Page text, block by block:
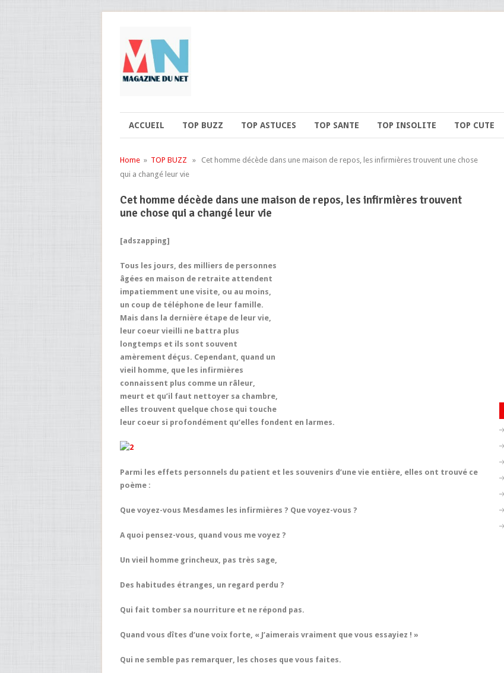
ACCUEIL TOP BUZZ TOP ASTUCES TOP SANTE TOP INSOLITE TOP CUTE
Home » TOP BUZZ » Cet homme décède dans une maison de repos, les infirmières trouvent une chose
qui a changé leur vie
Cet homme décède dans une maison de repos, les infirmières trouvent
une chose qui a changé leur vie
[adszapping]
Tous les jours, des milliers de personnes
âgées en maison de retraite attendent
impatiemment une visite, ou au moins,
un coup de téléphone de leur famille.
Mais dans la dernière étape de leur vie,
leur coeur vieilli ne battra plus
longtemps et ils sont souvent
amèrement déçus. Cependant, quand un
vieil homme, que les infirmières
connaissent plus comme un râleur,
meurt et qu’il faut nettoyer sa chambre,
elles trouvent quelque chose qui touche
leur coeur si profondément qu’elles fondent en larmes.
Parmi les effets personnels du patient et les souvenirs d’une vie entière, elles ont trouvé ce
poème :
Que voyez-vous Mesdames les infirmières ? Que voyez-vous ?
A quoi pensez-vous, quand vous me voyez ?
Un vieil homme grincheux, pas très sage,
Des habitudes étranges, un regard perdu ?
Qui fait tomber sa nourriture et ne répond pas.
Quand vous dîtes d’une voix forte, « J’aimerais vraiment que vous essayiez ! »
Qui ne semble pas remarquer, les choses que vous faites.